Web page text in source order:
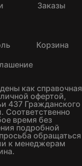
Заказы
Корзина
как справочная
офертой,
437 Гражданского
Соответственно
время без
подробной
обращаться
к менеджерам